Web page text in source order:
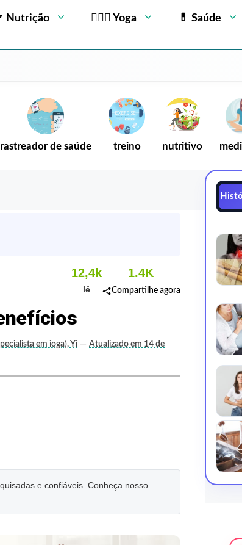
Nutrição 🧘🏻‍♂️ Yoga 💊 Saúde
rastreador de saúde treino nutritivo
12,4k
lê
1.4K
Compartilhe agora
em ioga), Yi — Atualizado em 14 de
e confiáveis. Conheça nosso